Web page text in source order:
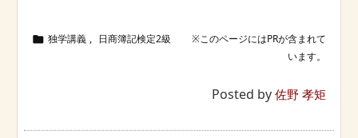
 独学講義 , 日商簿記検定2級
Posted by 佐野 孝矩